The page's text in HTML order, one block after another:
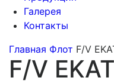
Галерея
Контакты
Главная Флот F/V
F/V